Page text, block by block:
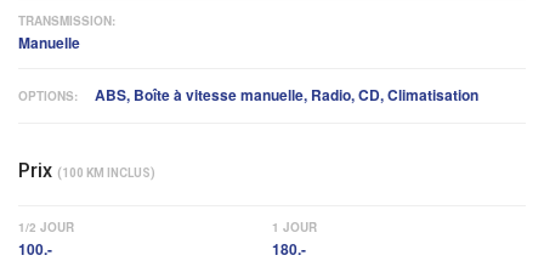
TRANSMISSION:
Manuelle
OPTIONS: ABS, Boîte à vitesse manuelle, Radio, CD, Climatisation
Prix (100 KM INCLUS)
1/2 JOUR
100.-
1 JOUR
180.-